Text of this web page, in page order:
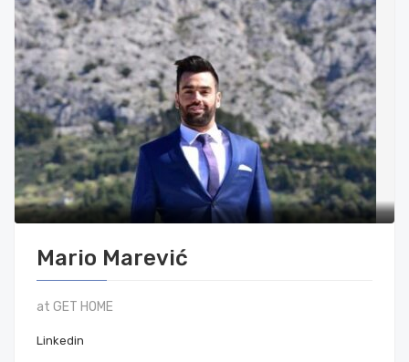
Mario Marević
at GET HOME
Linkedin